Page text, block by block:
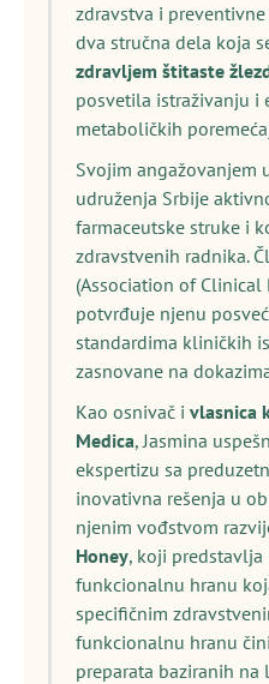
zdravstva i
dva stručna dela koja
zdravljem štitaste
posvetila istraživanju i
metaboličkih
Svojim angažovanjem
udruženja Srbije
farmaceutske struke i
zdravstvenih radnika.
(Association of Clinical
potvrđuje njenu
standardima kliničkih
zasnovane na
Kao osnivač i vlasnica
Medica, Jasmina
ekspertizu sa
inovativna rešenja u
njenim vođstvom
Honey, koji
funkcionalnu hranu
specifičnim
funkcionalnu hranu
preparata baziranih